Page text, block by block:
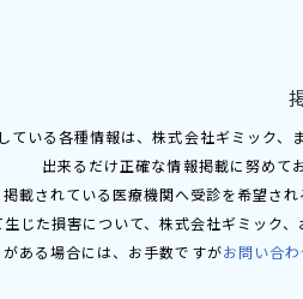
ている各種情報は、株式会社ギミック、
出来るだけ正確な情報掲載に努めて
掲載されている医療機関へ受診を希望さ
じた損害について、株式会社ギミック
ある場合には、お手数ですがお問い合